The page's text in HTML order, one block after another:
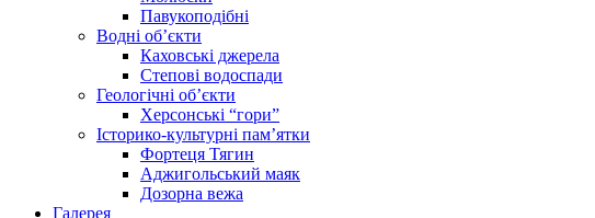
Павукоподібні
Водні об’єкти
Каховські джерела
Степові водоспади
Геологічні об’єкти
Херсонські “гори”
Історико-культурні пам’ятки
Фортеця Тягин
Аджигольський маяк
Дозорна вежа
Галерея